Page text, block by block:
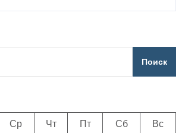
Поиск
Ср Чт Пт Сб
Вс